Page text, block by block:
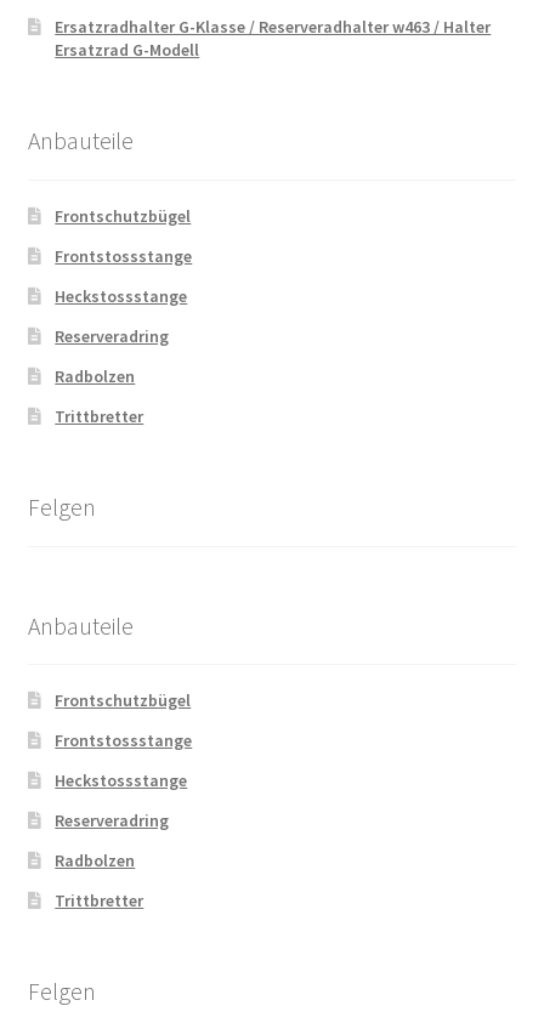
Ersatzradhalter G-Klasse / Reserveradhalter w463 / Halter
Ersatzrad G-Modell
Anbauteile
Frontschutzbügel
Frontstossstange
Heckstossstange
Reserveradring
Radbolzen
Trittbretter
Felgen
Anbauteile
Frontschutzbügel
Frontstossstange
Heckstossstange
Reserveradring
Radbolzen
Trittbretter
Felgen